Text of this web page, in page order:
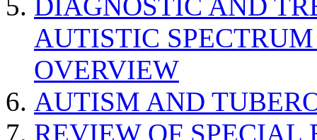
AUTISTIC
OVERVIEW
AUTISM AND
REVIEW OF SPECIAL